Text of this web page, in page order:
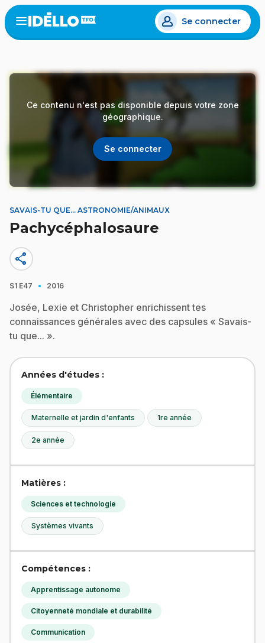
Aller
au
contenu
Open
menu
Se connecter
Ce contenu n'est pas disponible depuis votre zone
géographique.
Se connecter
SAVAIS-TU QUE... ASTRONOMIE/ANIMAUX
Pachycéphalosaure
share
S1 E47 · 2016
Josée, Lexie et Christopher enrichissent tes
connaissances générales avec des capsules « Savais-
tu que... ».
Années d'études :
Élémentaire
Maternelle et jardin d'enfants 1re année
2e année
Matières :
Sciences et technologie
Systèmes vivants
Compétences :
Apprentissage autonome
Citoyenneté mondiale et durabilité
Communication